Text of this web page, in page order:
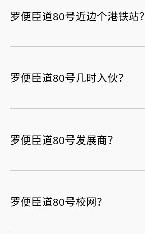
罗便臣道80号近边个港铁站？
罗便臣道80号几时入伙？
罗便臣道80号发展商？
罗便臣道80号校网？